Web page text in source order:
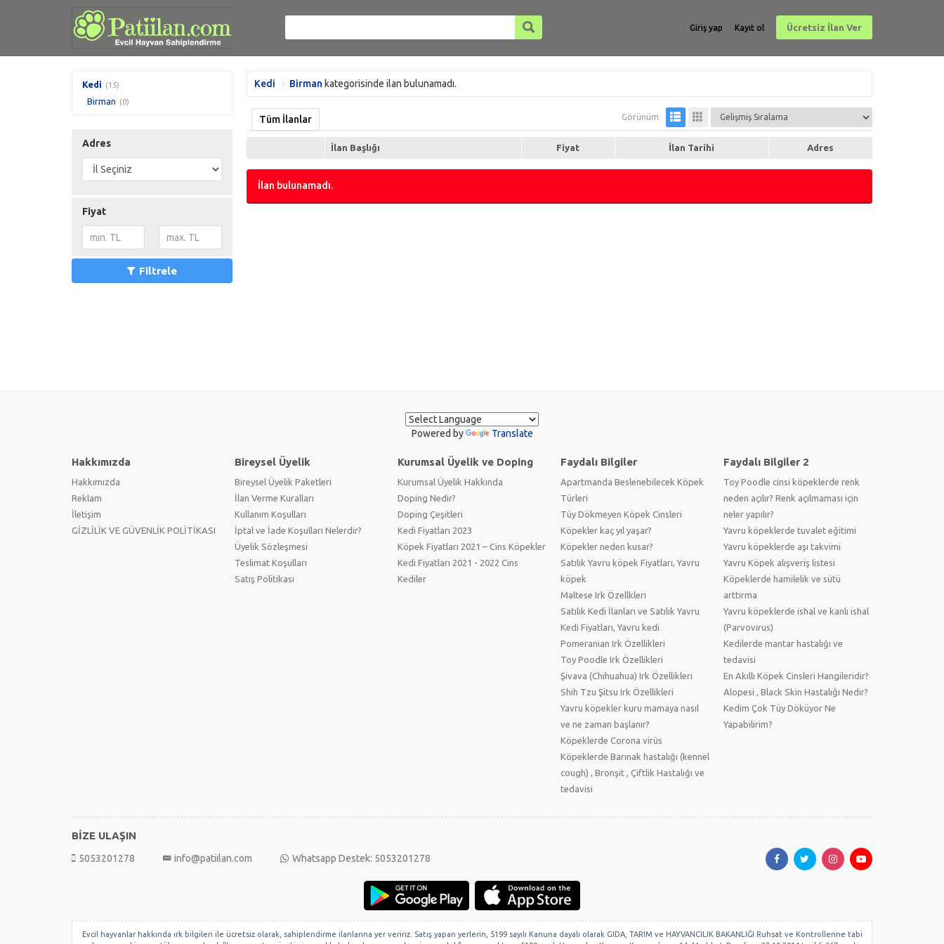
Giriş yap Kayıt ol Ücretsiz İlan Ver
Kedi (15)
Birman (0)
Adres
Fiyat
Filtrele
Kedi Birman kategorisinde ilan bulunamadı.
Tüm İlanlar Görünüm
İlan Başlığı Fiyat İlan Tarihi Adres
İlan bulunamadı.
Powered by Translate
Hakkımızda
Hakkımızda
Reklam
İletişim
GİZLİLİK VE GÜVENLİK POLİTİKASI
Bireysel Üyelik
Bireysel Üyelik Paketleri
İlan Verme Kuralları
Kullanım Koşulları
İptal ve İade Koşulları Nelerdir?
Üyelik Sözleşmesi
Teslimat Koşulları
Satış Politikası
Kurumsal Üyelik ve Doping
Kurumsal Üyelik Hakkında
Doping Nedir?
Doping Çeşitleri
Kedi Fiyatları 2023
Köpek Fiyatları 2021 – Cins Köpekler
Kedi Fiyatları 2021 - 2022 Cins
Kediler
Faydalı Bilgiler
Apartmanda Beslenebilecek Köpek
Türleri
Tüy Dökmeyen Köpek Cinsleri
Köpekler kaç yıl yaşar?
Köpekler neden kusar?
Satılık Yavru köpek Fiyatları, Yavru
köpek
Maltese Irk Özellkleri
Satılık Kedi İlanları ve Satılık Yavru
Kedi Fiyatları, Yavru kedi
Pomeranian Irk Özellikleri
Toy Poodle Irk Özellikleri
Şivava (Chihuahua) Irk Özellikleri
Shih Tzu Şitsu Irk Özellikleri
Yavru köpekler kuru mamaya nasıl
ve ne zaman başlanır?
Köpeklerde Corona virüs
Köpeklerde Barınak hastalığı (kennel
cough) , Bronşit , Çiftlik Hastalığı ve
tedavisi
Faydalı Bilgiler 2
Toy Poodle cinsi köpeklerde renk
neden açılır? Renk açılmaması için
neler yapılır?
Yavru köpeklerde tuvalet eğitimi
Yavru köpeklerde aşı takvimi
Yavru Köpek alışveriş listesi
Köpeklerde hamilelik ve sütü
arttırma
Yavru köpeklerde ishal ve kanlı ishal
(Parvovirus)
Kedilerde mantar hastalığı ve
tedavisi
En Akıllı Köpek Cinsleri Hangileridir?
Alopesi , Black Skin Hastalığı Nedir?
Kedim Çok Tüy Döküyor Ne
Yapabilirim?
BİZE ULAŞIN
5053201278 info@patiilan.com Whatsapp Destek: 5053201278
Evcil hayvanlar hakkında ırk bilgileri ile ücretsiz olarak, sahiplendirme ilanlarına yer veririz. Satış yapan yerlerin, 5199 sayılı Kanuna dayalı olarak GIDA, TARIM ve HAYVANCILIK BAKANLIĞI Ruhsat ve Kontrollerine tabi